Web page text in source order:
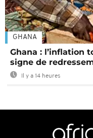
GHANA
Ghana : l’inflation
signe de
Il y a 14 heures